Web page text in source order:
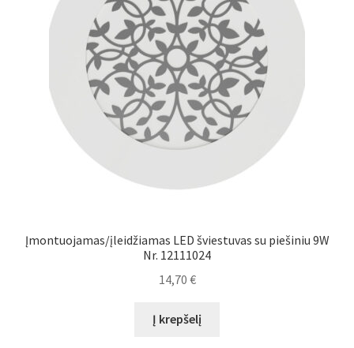
Įmontuojamas/įleidžiamas LED šviestuvas su piešiniu 9W
Nr. 12111024
14,70 €
Į krepšelį